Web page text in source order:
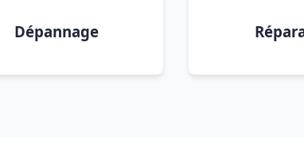
Dépannage